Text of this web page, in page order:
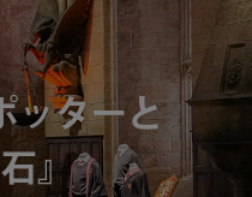
ッターと
』